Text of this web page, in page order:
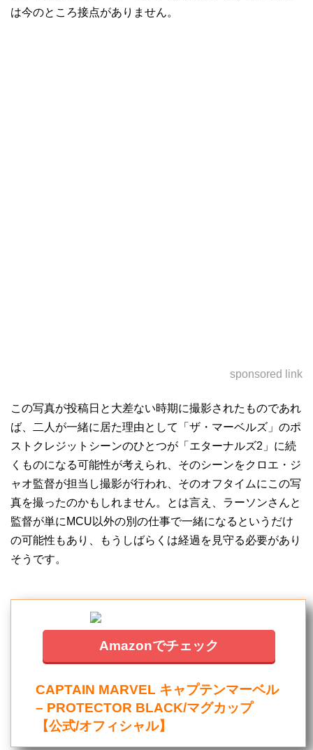
は今のところ接点がありません。
sponsored link
この写真が投稿日と大差ない時期に撮影されたものであれ
ば、二人が一緒に居た理由として「ザ・マーベルズ」のポ
ストクレジットシーンのひとつが「エターナルズ2」に続
くものになる可能性が考えられ、そのシーンをクロエ・ジ
ャオ監督が担当し撮影が行われ、そのオフタイムにこの写
真を撮ったのかもしれません。とは言え、ラーソンさんと
監督が単にMCU以外の別の仕事で一緒になるというだけ
の可能性もあり、もうしばらくは経過を見守る必要があり
そうです。
Amazonでチェック
CAPTAIN MARVEL キャプテンマーベル
– PROTECTOR BLACK/マグカップ
【公式/オフィシャル】